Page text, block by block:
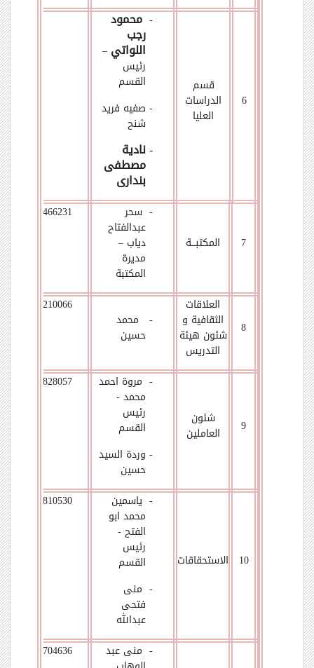
6
قسم
الدراسات
العليا
-محمود
رجب
اللواتي –
رئيس
القسم
- صفيه فريد
شنح
-نادية
مصطفى
بندارى
7 المكتبـــة
- سحر
عبدالفتاح
دياب –
مديرة
المكتبة
01066466231
8
العلاقات
الثقافية و
شئون هيئة
التدريس
- محمد
حسين
01023210066
9
شئون
العاملين
- مروة احمد
محمد -
رئيس
القسم
- وردة السيد
حسين
01092828057
10 الاستحقاقات
- ياسمين
محمد ابو
الفتح -
رئيس
القسم
- منى
فتحى
عبدالله
01003810530
- منى عبد
01033704636